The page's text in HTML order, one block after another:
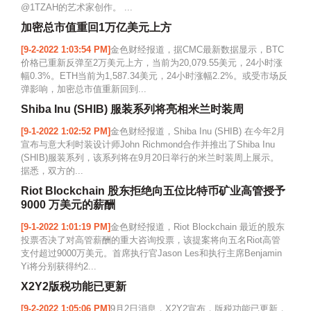
@1TZAH的艺术家创作。 ...
加密总市值重回1万亿美元上方
[9-2-2022 1:03:54 PM]金色财经报道，据CMC最新数据显示，BTC
价格已重新反弹至2万美元上方，当前为20,079.55美元，24小时涨
幅0.3%。ETH当前为1,587.34美元，24小时涨幅2.2%。或受市场反
弹影响，加密总市值重新回到...
Shiba Inu (SHIB) 服装系列将亮相米兰时装周
[9-1-2022 1:02:52 PM]金色财经报道，Shiba Inu (SHIB) 在今年2月
宣布与意大利时装设计师John Richmond合作并推出了Shiba Inu
(SHIB)服装系列，该系列将在9月20日举行的米兰时装周上展示。
据悉，双方的...
Riot Blockchain 股东拒绝向五位比特币矿业高管授予
9000 万美元的薪酬
[9-1-2022 1:01:19 PM]金色财经报道，Riot Blockchain 最近的股东
投票否决了对高管薪酬的重大咨询投票，该提案将向五名Riot高管
支付超过9000万美元。首席执行官Jason Les和执行主席Benjamin
Yi将分别获得约2...
X2Y2版税功能已更新
[9-2-2022 1:05:06 PM]9月2日消息，X2Y2宣布，版税功能已更新，